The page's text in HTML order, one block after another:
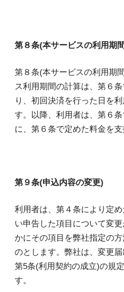
第８条(本サービスの利用期
第８条(本サービスの利用
ス利用期間の計算は、第６
り、初回決済を行った日を
す。以降、利用者は、第６
に、第６条で定めた料金を支
第９条(申込内容の変更)
利用者は、第４条により定
い申告した項目について変
かにその項目を弊社指定の
のとします。弊社は、変更届
第5条(利用契約の成立)の規
す。